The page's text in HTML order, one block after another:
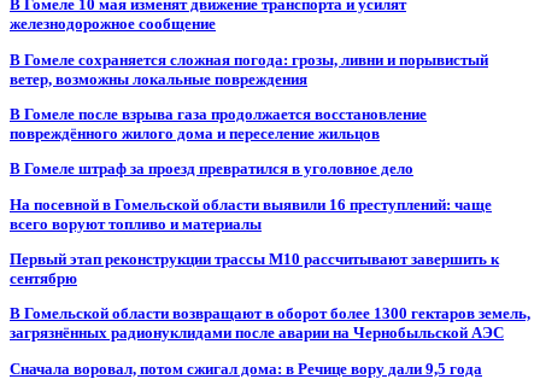
В Гомеле 10 мая изменят движение транспорта и усилят
железнодорожное сообщение
В Гомеле сохраняется сложная погода: грозы, ливни и порывистый
ветер, возможны локальные повреждения
В Гомеле после взрыва газа продолжается восстановление
повреждённого жилого дома и переселение жильцов
В Гомеле штраф за проезд превратился в уголовное дело
На посевной в Гомельской области выявили 16 преступлений: чаще
всего воруют топливо и материалы
Первый этап реконструкции трассы М10 рассчитывают завершить к
сентябрю
В Гомельской области возвращают в оборот более 1300 гектаров земель,
загрязнённых радионуклидами после аварии на Чернобыльской АЭС
Сначала воровал, потом сжигал дома: в Речице вору дали 9,5 года